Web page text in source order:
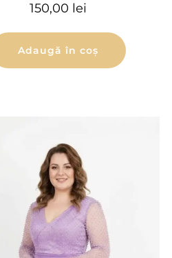
150,00 lei
Adaugă în coș